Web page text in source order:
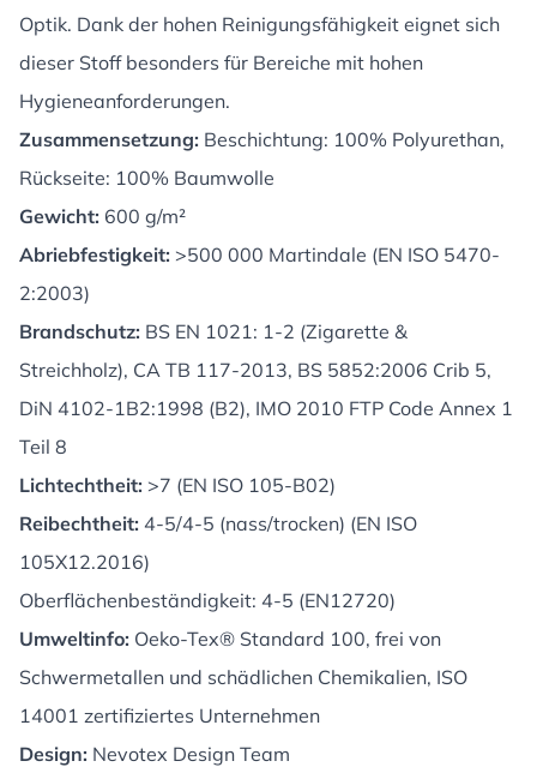
Optik. Dank der hohen Reinigungsfähigkeit eignet sich
dieser Stoff besonders für Bereiche mit hohen
Hygieneanforderungen.
Zusammensetzung: Beschichtung: 100% Polyurethan,
Rückseite: 100% Baumwolle
Gewicht: 600 g/m²
Abriebfestigkeit: >500 000 Martindale (EN ISO 5470-
2:2003)
Brandschutz: BS EN 1021: 1-2 (Zigarette &
Streichholz), CA TB 117-2013, BS 5852:2006 Crib 5,
DiN 4102-1B2:1998 (B2), IMO 2010 FTP Code Annex 1
Teil 8
Lichtechtheit: >7 (EN ISO 105-B02)
Reibechtheit: 4-5/4-5 (nass/trocken) (EN ISO
105X12.2016)
Oberflächenbeständigkeit: 4-5 (EN12720)
Umweltinfo: Oeko-Tex® Standard 100, frei von
Schwermetallen und schädlichen Chemikalien, ISO
14001 zertifiziertes Unternehmen
Design: Nevotex Design Team